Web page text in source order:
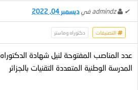
✔
admindz في ديسمبر 04, 2022
التصنيفات دكتوراه وماستر
عدد المناصب المفتوحة لنيل شهادة الدكتوراه
المدرسة الوطنية المتعددة التقنيات بالجزائر